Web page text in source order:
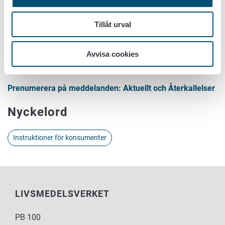
Tillåt urval
Avvisa cookies
Prenumerera på meddelanden
Prenumerera på meddelanden: Aktuellt och Återkallelser
Nyckelord
Instruktioner för konsumenter
LIVSMEDELSVERKET
PB 100